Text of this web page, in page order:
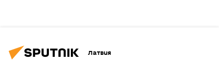
Латвия